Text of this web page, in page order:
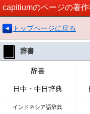
capitiumのページの著
トップページに戻る
辞書
辞書
日中・中日辞典
インドネシア語辞典